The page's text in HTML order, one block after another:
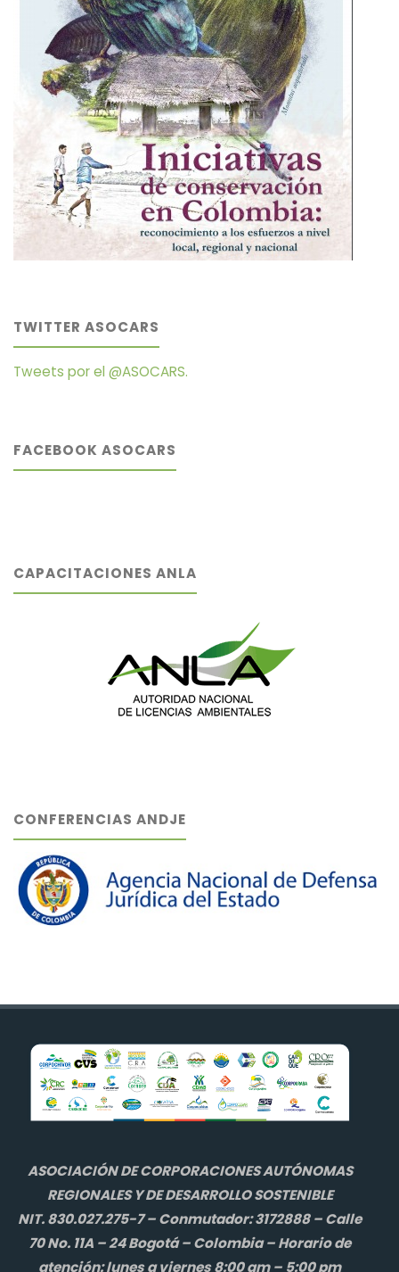
TWITTER ASOCARS
Tweets por el @ASOCARS.
FACEBOOK ASOCARS
CAPACITACIONES ANLA
CONFERENCIAS ANDJE
ASOCIACIÓN DE CORPORACIONES AUTÓNOMAS
REGIONALES Y DE DESARROLLO SOSTENIBLE
NIT. 830.027.275-7 – Conmutador: 3172888 – Calle
70 No. 11A – 24 Bogotá – Colombia – Horario de
atención: lunes a viernes 8:00 am – 5:00 pm